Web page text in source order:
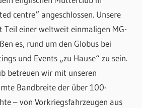
centre“ angeschlossen. Unsere
einer weltweit einmaligen MG-
es, rund um den Globus bei
und Events „zu Hause“ zu sein.
betreuen wir mit unseren
Bandbreite der über 100-
– von Vorkriegsfahrzeugen aus